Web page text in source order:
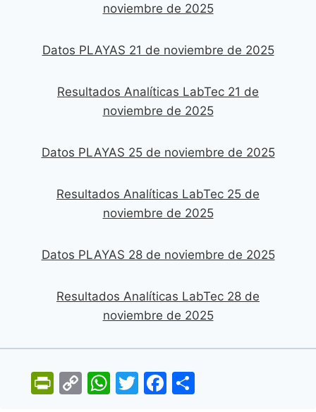
noviembre de 2025
Datos PLAYAS 21 de noviembre de 2025
Resultados Analíticas LabTec 21 de
noviembre de 2025
Datos PLAYAS 25 de noviembre de 2025
Resultados Analíticas LabTec 25 de
noviembre de 2025
Datos PLAYAS 28 de noviembre de 2025
Resultados Analíticas LabTec 28 de
noviembre de 2025
Pr C
W T
F